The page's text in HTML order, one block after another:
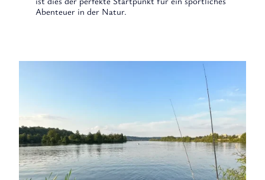
Abenteuer in der Natur.